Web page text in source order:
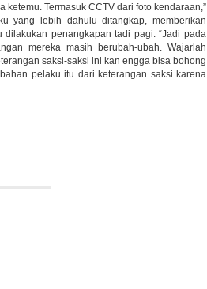
Termasuk CCTV dari foto kendaraan,”
yang lebih dahulu ditangkap, memberikan
penangkapan tadi pagi. “Jadi pada
mereka masih berubah-ubah. Wajarlah
saksi-saksi ini kan engga bisa bohong
pelaku itu dari keterangan saksi karena